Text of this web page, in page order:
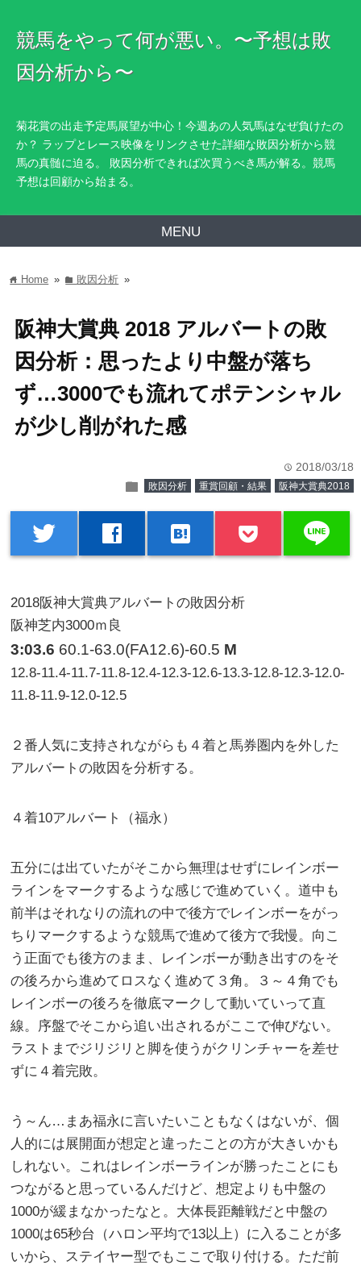
競馬をやって何が悪い。〜予想は敗
因分析から〜
菊花賞の出走予定馬展望が中心！今週あの人気馬はなぜ負けたの
か？ ラップとレース映像をリンクさせた詳細な敗因分析から競
馬の真髄に迫る。 敗因分析できれば次買うべき馬が解る。競馬
予想は回顧から始まる。
MENU
home Home » folder 敗因分析 »
阪神大賞典 2018 アルバートの敗
因分析：思ったより中盤が落ち
ず…3000でも流れてポテンシャル
が少し削がれた感
time 2018/03/18
folder 敗因分析 重賞回顧・結果 阪神大賞典2018
twitter facebook hatenabookmark line
2018阪神大賞典アルバートの敗因分析
阪神芝内3000ｍ良
3:03.6 60.1-63.0(FA12.6)-60.5 M
12.8-11.4-11.7-11.8-12.4-12.3-12.6-13.3-12.8-12.3-12.0-
11.8-11.9-12.0-12.5
２番人気に支持されながらも４着と馬券圏内を外した
アルバートの敗因を分析する。
４着10アルバート（福永）
五分には出ていたがそこから無理はせずにレインボー
ラインをマークするような感じで進めていく。道中も
前半はそれなりの流れの中で後方でレインボーをがっ
ちりマークするような競馬で進めて後方で我慢。向こ
う正面でも後方のまま、レインボーが動き出すのをそ
の後ろから進めてロスなく進めて３角。３～４角でも
レインボーの後ろを徹底マークして動いていって直
線。序盤でそこから追い出されるがここで伸びない。
ラストまでジリジリと脚を使うがクリンチャーを差せ
ずに４着完敗。
う～ん…まあ福永に言いたいこともなくはないが、個
人的には展開面が想定と違ったことの方が大きいかも
しれない。これはレインボーラインが勝ったことにも
つながると思っているんだけど、想定よりも中盤の
1000が緩まなかったなと。大体長距離戦だと中盤の
1000は65秒台（ハロン平均で13以上）に入ることが多
いから、ステイヤー型でもここで取り付ける。ただ前